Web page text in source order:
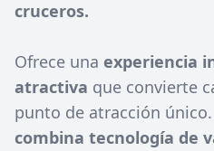
cruceros.
Ofrece una experiencia
atractiva que convierte
punto de atracción
combina tecnología de